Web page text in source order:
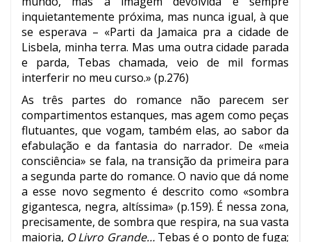
inquietantemente próxima, mas nunca igual, à que
se esperava – «Parti da Jamaica pra a cidade de
Lisbela, minha terra. Mas uma outra cidade parada
e parda, Tebas chamada, veio de mil formas
interferir no meu curso.» (p.276)
As três partes do romance não parecem ser
compartimentos estanques, mas agem como peças
flutuantes, que vogam, também elas, ao sabor da
efabulação e da fantasia do narrador. De «meia
consciência» se fala, na transição da primeira para
a segunda parte do romance. O navio que dá nome
a esse novo segmento é descrito como «sombra
gigantesca, negra, altíssima» (p.159). É nessa zona,
precisamente, de sombra que respira, na sua vasta
maioria, O Livro Grande…Tebas é o ponto de fuga;